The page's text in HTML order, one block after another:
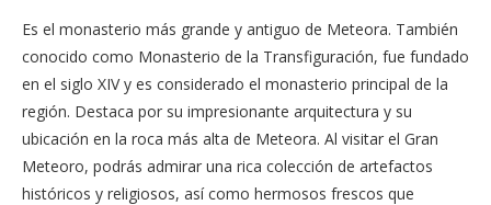
Es el monasterio más grande y antiguo de Meteora. También
conocido como Monasterio de la Transfiguración, fue fundado
en el siglo XIV y es considerado el monasterio principal de la
región. Destaca por su impresionante arquitectura y su
ubicación en la roca más alta de Meteora. Al visitar el Gran
Meteoro, podrás admirar una rica colección de artefactos
históricos y religiosos, así como hermosos frescos que